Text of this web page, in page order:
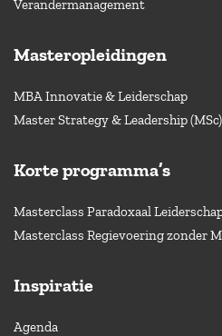
Verandermanagement
Masteropleidingen
MBA Innovatie & Leiderschap
Master Strategy & Leadership (MSc)
Korte programma’s
Masterclass Paradoxaal
Masterclass Regievoering zonder
Inspiratie
Agenda